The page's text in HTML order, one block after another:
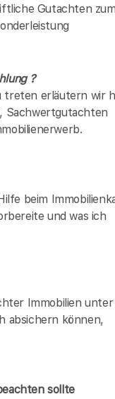
Gutachten
?
treten erläutern wir
Sachwertgutachten
beim
und was ich
Immobilien unter
absichern können,
sollte